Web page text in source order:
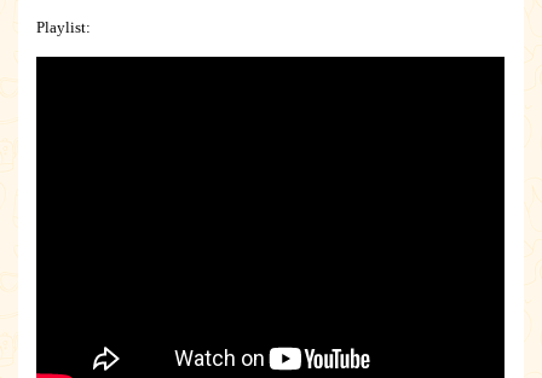
Playlist: